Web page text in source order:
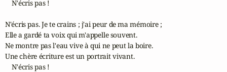
    N'écris pas !
N'écris pas. Je te crains ; j'ai peur de ma mémoire ;
Elle a gardé ta voix qui m'appelle souvent.
Ne montre pas l'eau vive à qui ne peut la boire.
Une chère écriture est un portrait vivant.
    N'écris pas !